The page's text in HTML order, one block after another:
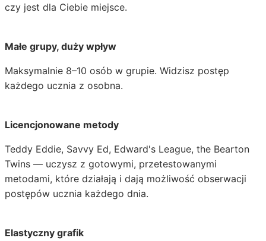
czy jest dla Ciebie miejsce.
Małe grupy, duży wpływ
Maksymalnie 8–10 osób w grupie. Widzisz postęp
każdego ucznia z osobna.
Licencjonowane metody
Teddy Eddie, Savvy Ed, Edward's League, the Bearton
Twins — uczysz z gotowymi, przetestowanymi
metodami, które działają i dają możliwość obserwacji
postępów ucznia każdego dnia.
Elastyczny grafik